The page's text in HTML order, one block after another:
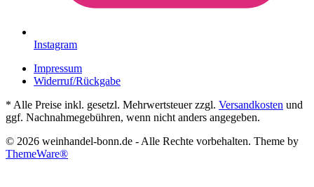
Instagram
Impressum
Widerruf/Rückgabe
* Alle Preise inkl. gesetzl. Mehrwertsteuer zzgl. Versandkosten und
ggf. Nachnahmegebühren, wenn nicht anders angegeben.
© 2026 weinhandel-bonn.de - Alle Rechte vorbehalten. Theme by
ThemeWare®